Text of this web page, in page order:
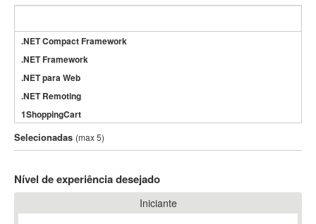
.NET Compact Framework
.NET Framework
.NET para Web
.NET Remoting
1ShoppingCart
3DS Max
3GSM
802.11
Selecionadas (max 5)
Nível de experiência desejado
Iniciante